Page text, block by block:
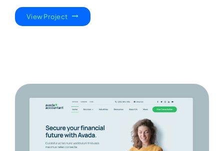
View Project